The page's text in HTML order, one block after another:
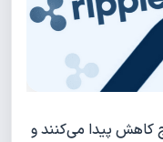
کاهش پیدا می‌کنند و